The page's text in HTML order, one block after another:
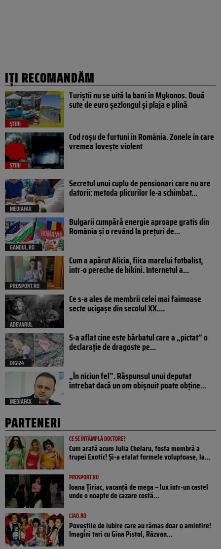
IȚI RECOMANDĂM
ȘTIRI
Turiștii nu se uită la bani în Mykonos. Două
sute de euro șezlongul și plaja e plină
ȘTIRI
Cod roșu de furtuni în România. Zonele în care
vremea lovește violent
MEDIAFAX
Secretul unui cuplu de pensionari care nu are
datorii: metoda plicurilor le-a schimbat...
GANDUL.RO
Bulgarii cumpără energie aproape gratis din
România și o revând la prețuri de...
PROSPORT.RO
Cum a apărut Alicia, fiica marelui fotbalist,
într-o pereche de bikini. Internetul a...
ADEVARUL
Ce s-a ales de membrii celei mai faimoase
secte ucigașe din secolul XX....
DIGI24
S-a aflat cine este bărbatul care a „pictat” o
declarație de dragoste pe...
MEDIAFAX
„În niciun fel”. Răspunsul unui deputat
întrebat dacă un om obișnuit poate obține...
PARTENERI
CE SE ÎNTÂMPLĂ DOCTORE?
Cum arată acum Julia Chelaru, fosta membră a
trupei Exotic! Și-a etalat formele voluptoase, la...
PROSPORT.RO
Ioana Țiriac, vacanță de mega – lux într-un castel
unde o noapte de cazare costă...
CIAO.RO
Poveştile de iubire care au rămas doar o amintire!
Imagini tari cu Gina Pistol, Răzvan...